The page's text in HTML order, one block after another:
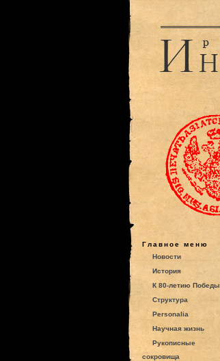
Главное меню
Новости
История
К 80-летию Победы
Структура
Personalia
Научная жизнь
Рукописные
сокровища